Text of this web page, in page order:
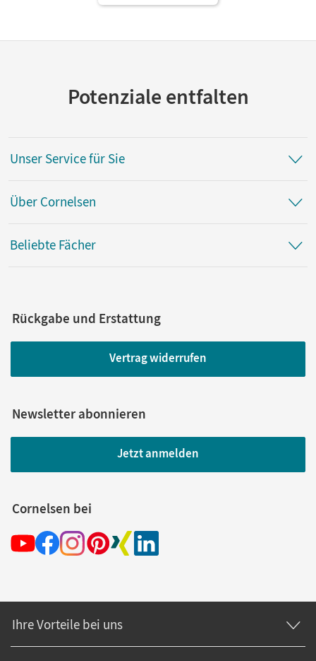
Potenziale entfalten
Unser Service für Sie
Über Cornelsen
Beliebte Fächer
Rückgabe und Erstattung
Vertrag widerrufen
Newsletter abonnieren
Jetzt anmelden
Cornelsen bei
Ihre Vorteile bei uns